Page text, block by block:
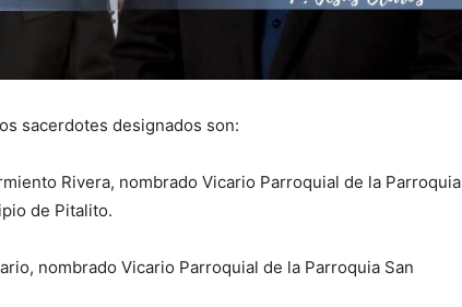
sacerdotes designados son:
Rivera, nombrado Vicario Parroquial de la Parroquia
de Pitalito.
nombrado Vicario Parroquial de la Parroquia San